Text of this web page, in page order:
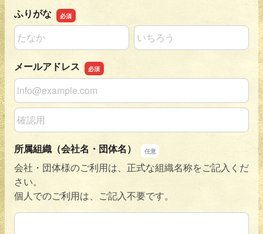
ふりがな
名前の姓
名前の名
メールアドレス
メールアドレス
メールアドレスの確認用
所属組織（会社名・団体名）
会社・団体様のご利用は、正式な組織名称をご記入くだ
さい。
個人でのご利用は、ご記入不要です。
所属組織（会社名・団体名）